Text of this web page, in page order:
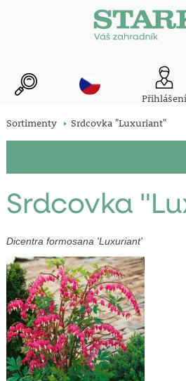
Přihlášení
Sortimenty Srdcovka "Luxuriant"
Srdcovka
Dicentra formosana 'Luxuriant'